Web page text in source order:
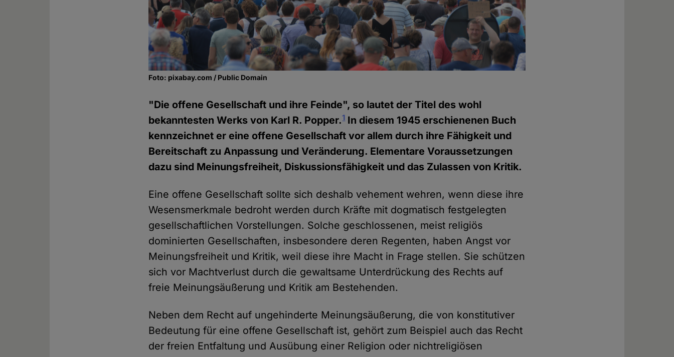
Foto: pixabay.com / Public Domain
"Die offene Gesellschaft und ihre Feinde", so lautet der Titel des wohl
bekanntesten Werks von Karl R. Popper.1In diesem 1945 erschienenen Buch
kennzeichnet er eine offene Gesellschaft vor allem durch ihre Fähigkeit und
Bereitschaft zu Anpassung und Veränderung. Elementare Voraussetzungen
dazu sind Meinungsfreiheit, Diskussionsfähigkeit und das Zulassen von Kritik.
Eine offene Gesellschaft sollte sich deshalb vehement wehren, wenn diese ihre
Wesensmerkmale bedroht werden durch Kräfte mit dogmatisch festgelegten
gesellschaftlichen Vorstellungen. Solche geschlossenen, meist religiös
dominierten Gesellschaften, insbesondere deren Regenten, haben Angst vor
Meinungsfreiheit und Kritik, weil diese ihre Macht in Frage stellen. Sie schützen
sich vor Machtverlust durch die gewaltsame Unterdrückung des Rechts auf
freie Meinungsäußerung und Kritik am Bestehenden.
Neben dem Recht auf ungehinderte Meinungsäußerung, die von konstitutiver
Bedeutung für eine offene Gesellschaft ist, gehört zum Beispiel auch das Recht
der freien Entfaltung und Ausübung einer Religion oder nichtreligiösen